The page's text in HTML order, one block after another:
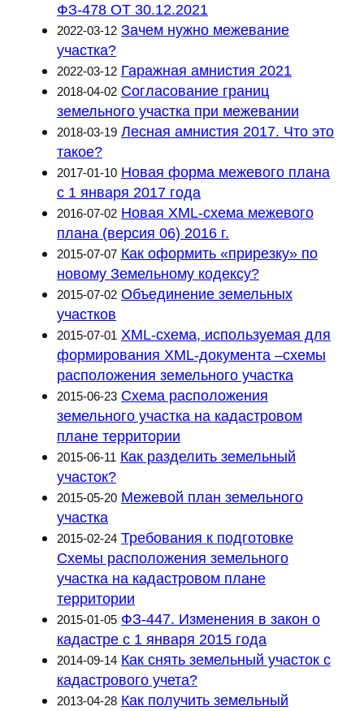
ФЗ-478 ОТ 30.12.2021
2022-03-12 Зачем нужно межевание
участка?
2022-03-12 Гаражная амнистия 2021
2018-04-02 Согласование границ
земельного участка при межевании
2018-03-19 Лесная амнистия 2017. Что это
такое?
2017-01-10 Новая форма межевого плана
с 1 января 2017 года
2016-07-02 Новая XML-схема межевого
плана (версия 06) 2016 г.
2015-07-07 Как оформить «прирезку» по
новому Земельному кодексу?
2015-07-02 Объединение земельных
участков
2015-07-01 XML-схема, используемая для
формирования XML-документа –схемы
расположения земельного участка
2015-06-23 Схема расположения
земельного участка на кадастровом
плане территории
2015-06-11 Как разделить земельный
участок?
2015-05-20 Межевой план земельного
участка
2015-02-24 Требования к подготовке
Схемы расположения земельного
участка на кадастровом плане
территории
2015-01-05 ФЗ-447. Изменения в закон о
кадастре с 1 января 2015 года
2014-09-14 Как снять земельный участок с
кадастрового учета?
2013-04-28 Как получить земельный